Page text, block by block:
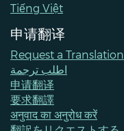
Tiếng Việt
申请翻译
Request a Translation
اطلب ترجمة
申请翻译
要求翻譯
अनुवाद का अनुरोध करें